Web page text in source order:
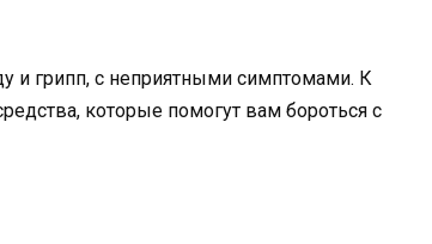
и грипп, с неприятными симптомами. К
которые помогут вам бороться с